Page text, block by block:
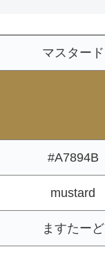
マスタード
#A7894B
mustard
ますたーど